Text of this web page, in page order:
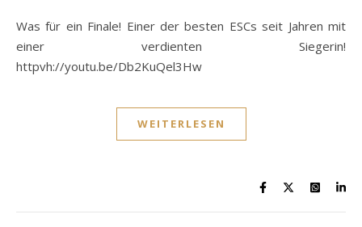
Was für ein Finale! Einer der besten ESCs seit Jahren mit
einer verdienten Siegerin!
httpvh://youtu.be/Db2KuQel3Hw
WEITERLESEN